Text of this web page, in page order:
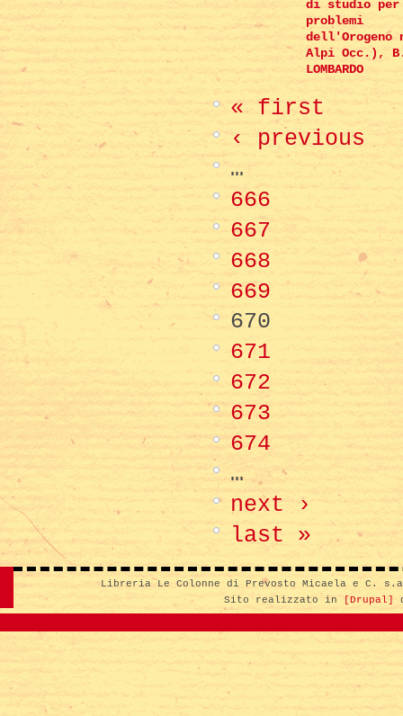
di studio
problemi
dell'Orogeno
Alpi Occ.),
LOMBARDO
« first
‹ previous
…
666
667
668
669
670
671
672
673
674
…
next ›
last »
Libreria Le Colonne di Prevosto Micaela e C.
Sito realizzato in [Drupal]